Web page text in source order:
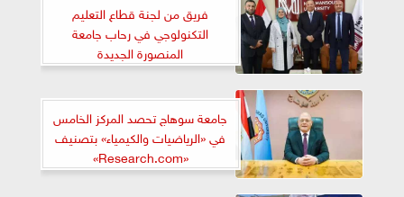
فريق من لجنة قطاع التعليم
التكنولوجي في رحاب جامعة
المنصورة الجديدة
جامعة سوهاج تحصد المركز الخامس
في «الرياضيات والكيمياء» بتصنيف
«Research.com»